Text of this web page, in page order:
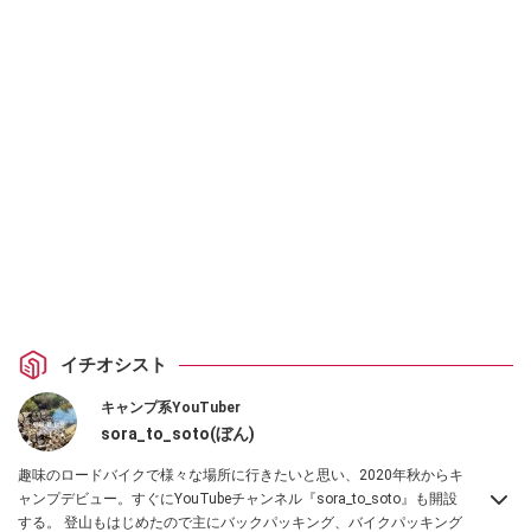
イチオシスト
キャンプ系YouTuber
sora_to_soto(ぼん)
趣味のロードバイクで様々な場所に行きたいと思い、2020年秋からキ
ャンプデビュー。すぐにYouTubeチャンネル『sora_to_soto』も開設
する。 登山もはじめたので主にバックパッキング、バイクパッキング